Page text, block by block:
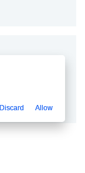
Discard Allow